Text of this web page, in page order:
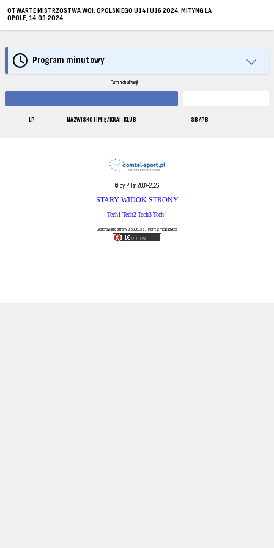
OTWARTE MISTRZOSTWA WOJ. OPOLSKIEGO U14 I U16 2024. MITYNG LA
OPOLE, 14.09.2024
Program minutowy
Data aktualizacji:
LP NAZWISKO I IMIĘ / KRAJ-KLUB SB / PB
© by Pilar 2007-2026
STARY WIDOK STRONY
Tech1 Tech2Tech3Tech4
Generowanie strony 0.589613 s. | Mem: 2 megabytes